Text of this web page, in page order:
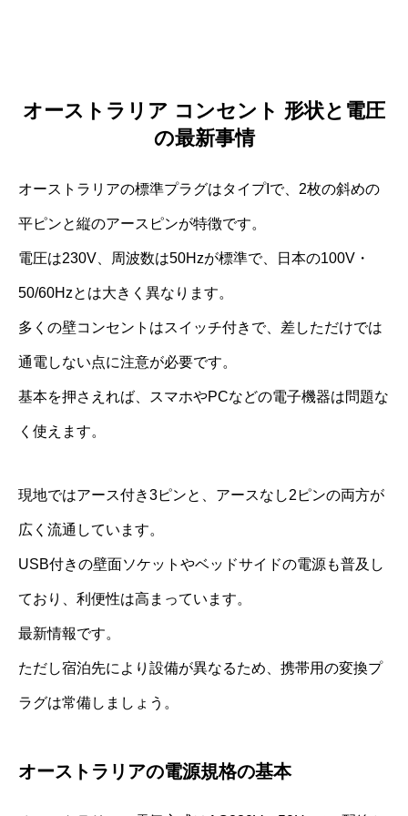
オーストラリア コンセント 形状と電圧
の最新事情
オーストラリアの標準プラグはタイプIで、2枚の斜めの
平ピンと縦のアースピンが特徴です。
電圧は230V、周波数は50Hzが標準で、日本の100V・
50/60Hzとは大きく異なります。
多くの壁コンセントはスイッチ付きで、差しただけでは
通電しない点に注意が必要です。
基本を押さえれば、スマホやPCなどの電子機器は問題な
く使えます。
現地ではアース付き3ピンと、アースなし2ピンの両方が
広く流通しています。
USB付きの壁面ソケットやベッドサイドの電源も普及し
ており、利便性は高まっています。
最新情報です。
ただし宿泊先により設備が異なるため、携帯用の変換プ
ラグは常備しましょう。
オーストラリアの電源規格の基本